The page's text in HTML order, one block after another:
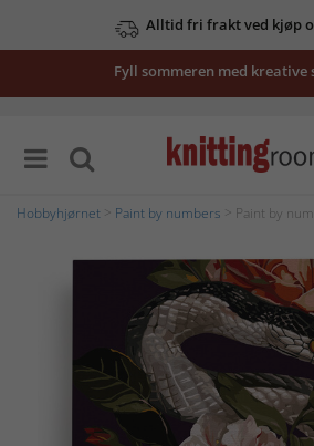
Alltid fri frakt ved kjøp
Fyll sommeren med kreative
Hobbyhjørnet Paint by numbers > Paint by